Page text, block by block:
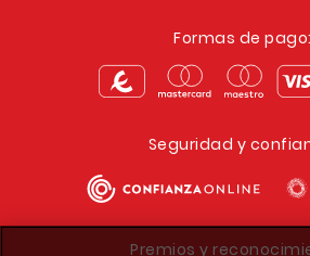
Formas de pago:
Seguridad y
Premios y